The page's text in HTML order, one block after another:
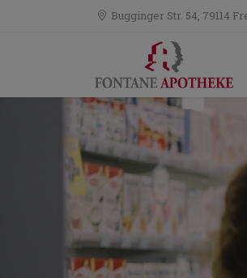
Bugginger Str. 54, 79114